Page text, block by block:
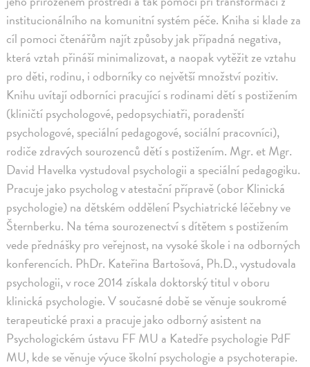
institucionálního na komunitní systém péče. Kniha si klade za
cíl pomoci čtenářům najít způsoby jak případná negativa,
která vztah přináší minimalizovat, a naopak vytěžit ze vztahu
pro děti, rodinu, i odborníky co největší množství pozitiv.
Knihu uvítají odborníci pracující s rodinami dětí s postižením
(kliničtí psychologové, pedopsychiatři, poradenští
psychologové, speciální pedagogové, sociální pracovníci),
rodiče zdravých sourozenců dětí s postižením. Mgr. et Mgr.
David Havelka vystudoval psychologii a speciální pedagogiku.
Pracuje jako psycholog v atestační přípravě (obor Klinická
psychologie) na dětském oddělení Psychiatrické léčebny ve
Šternberku. Na téma sourozenectví s dítětem s postižením
vede přednášky pro veřejnost, na vysoké škole i na odborných
konferencích. PhDr. Kateřina Bartošová, Ph.D., vystudovala
psychologii, v roce 2014 získala doktorský titul v oboru
klinická psychologie. V současné době se věnuje soukromé
terapeutické praxi a pracuje jako odborný asistent na
Psychologickém ústavu FF MU a Katedře psychologie PdF
MU, kde se věnuje výuce školní psychologie a psychoterapie.